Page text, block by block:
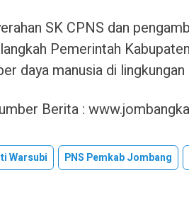
SK CPNS dan
Pemerintah
daya manusia di
Berita :
Warsubi PNS Pemkab Jombang